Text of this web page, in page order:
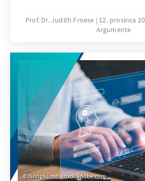
nach Herkunft. Für Quoten
Menschen mit
zeigt: Sonderregelungen für neu
eingewanderte Menschen sind
sinnvoll. Später besteht die
Aufgabe der Abgrenzung der
Prof. Dr. Judith Froese 12. prosinca
Argumente
NongAsimo, stock.adobe.com